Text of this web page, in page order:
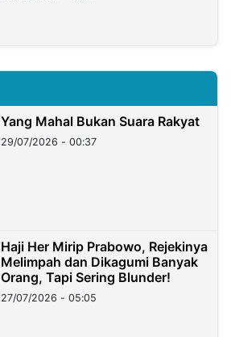
Yang Mahal Bukan Suara Rakyat
29/07/2026 - 00:37
Haji Her Mirip Prabowo, Rejekinya
Melimpah dan Dikagumi Banyak
Orang, Tapi Sering Blunder!
27/07/2026 - 05:05